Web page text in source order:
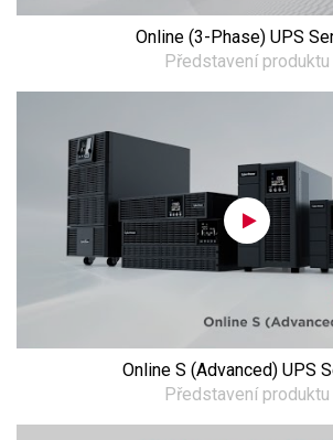
Online (3-Phase) UPS
Představení produktu
Online S (Advanced) UPS
Představení produktu